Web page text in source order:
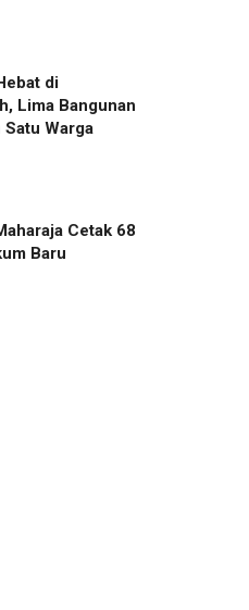
di
Lima Bangunan
Satu Warga
Cetak 68
Baru